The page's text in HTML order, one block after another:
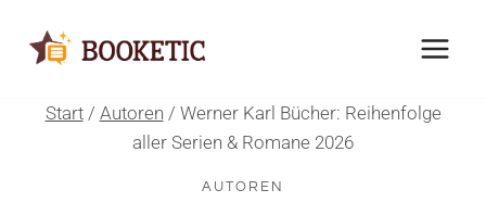
Inhalt
Start / Autoren / Werner Karl Bücher: Reihenfolge
aller Serien & Romane 2026
AUTOREN